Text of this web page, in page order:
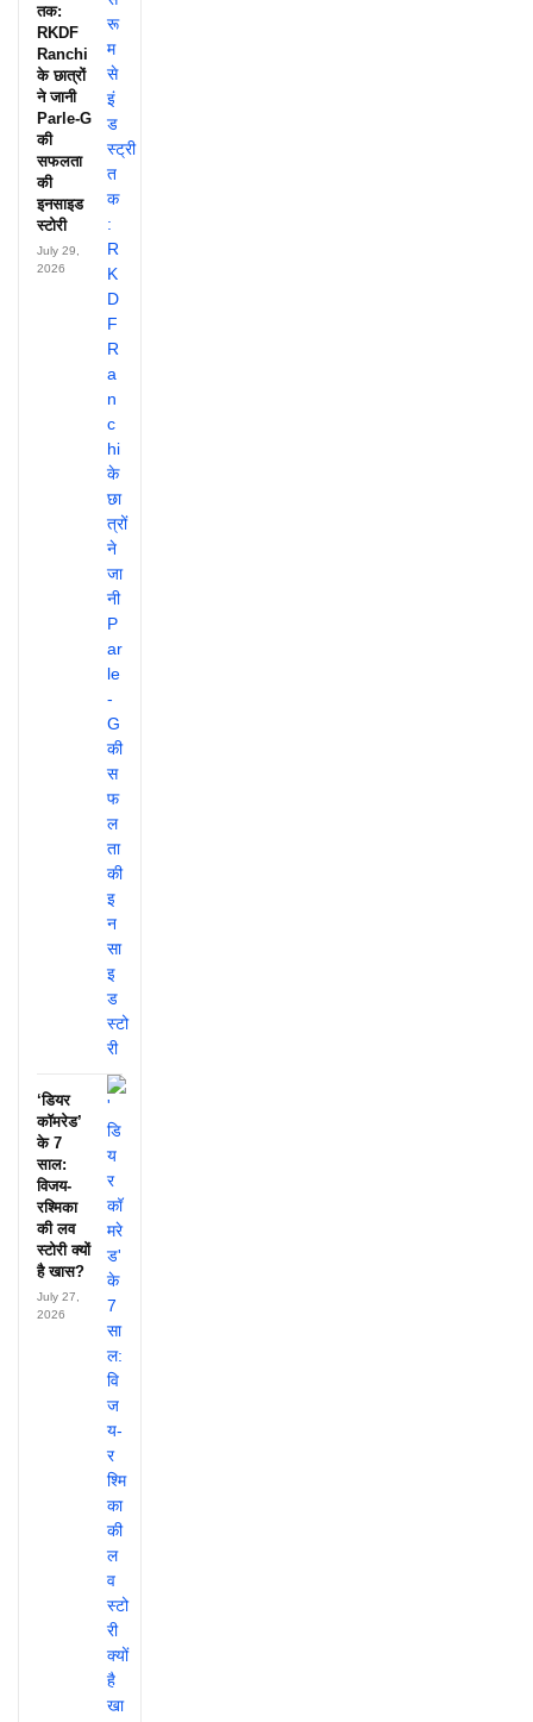
तक:
RKDF
Ranchi
के छात्रों
ने जानी
Parle-G
की
सफलता
की
इनसाइड
स्टोरी
July 29,
2026
‘डियर
कॉमरेड’
के 7
साल:
विजय-
रश्मिका
की लव
स्टोरी क्यों
है खास?
July 27,
2026